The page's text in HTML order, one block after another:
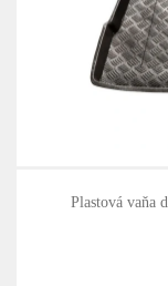
Plastová vaňa